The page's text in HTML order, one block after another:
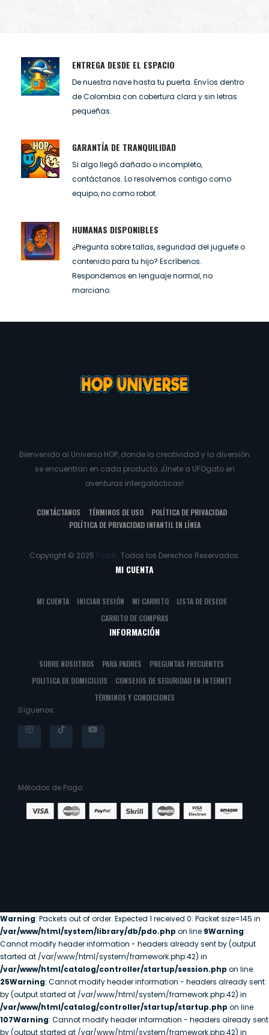
ENTREGA DESDE EL ESPACIO
De nuestra nave hasta tu puerta. Envíos dentro
de Colombia con cobertura clara y sin letras
pequeñas.
GARANTÍA DE TRANQUILIDAD
Si algo llegó dañado o incompleto,
contáctanos. Lo resolvemos contigo como
equipo, no como robot.
HUMANAS DISPONIBLES
¿Pregunta sobre tallas, seguridad del juguete o
contenido para tu hijo? Escríbenos.
Respondemos en lenguaje normal, no
marciano.
Bienvenido al Universo HOP, donde la creatividad y la diversión
se encuentran en cada producto. ¡Únete a UFOgato en
aventuras intergalácticas!
CONTÁCTANOS TÉRMINOS DE USO
POLÍTICA DE PRIVACIDAD
POLÍTICA DE PRIVACIDAD INFANTIL EN LÍNEA
Copyright © 2025 Frubik. Todos los Derechos Reservados.
MI CUENTA
MI CUENTA INICIAR SESIÓN MI CARRITO
LISTA DE DESEOS
CARRITO DE COMPRAS
INFORMACIÓN
SOBRE NOSOTROS PARA PADRES
PREGUNTAS FRECUENTES
POLITICA DE DOMICILIOS
CONSEJOS DE SEGURIDAD EN INTERNET
TÉRMINOS Y CONDICIONES
Síguenos:
Métodos de Pago:
Warning: Packets out of order. Expected 1 received 0. Packet size=145 in
/var/www/html/system/library/db/pdo.php on line 9Warning:
Cannot modify header information - headers already sent by (output
started at /var/www/html/system/framework.php:42) in
/var/www/html/catalog/controller/startup/session.php on line
25Warning: Cannot modify header information - headers already sent
by (output started at /var/www/html/system/framework.php:42) in
/var/www/html/catalog/controller/startup/startup.php on line
107Warning: Cannot modify header information - headers already sent
by (output started at /var/www/html/system/framework.php:42) in